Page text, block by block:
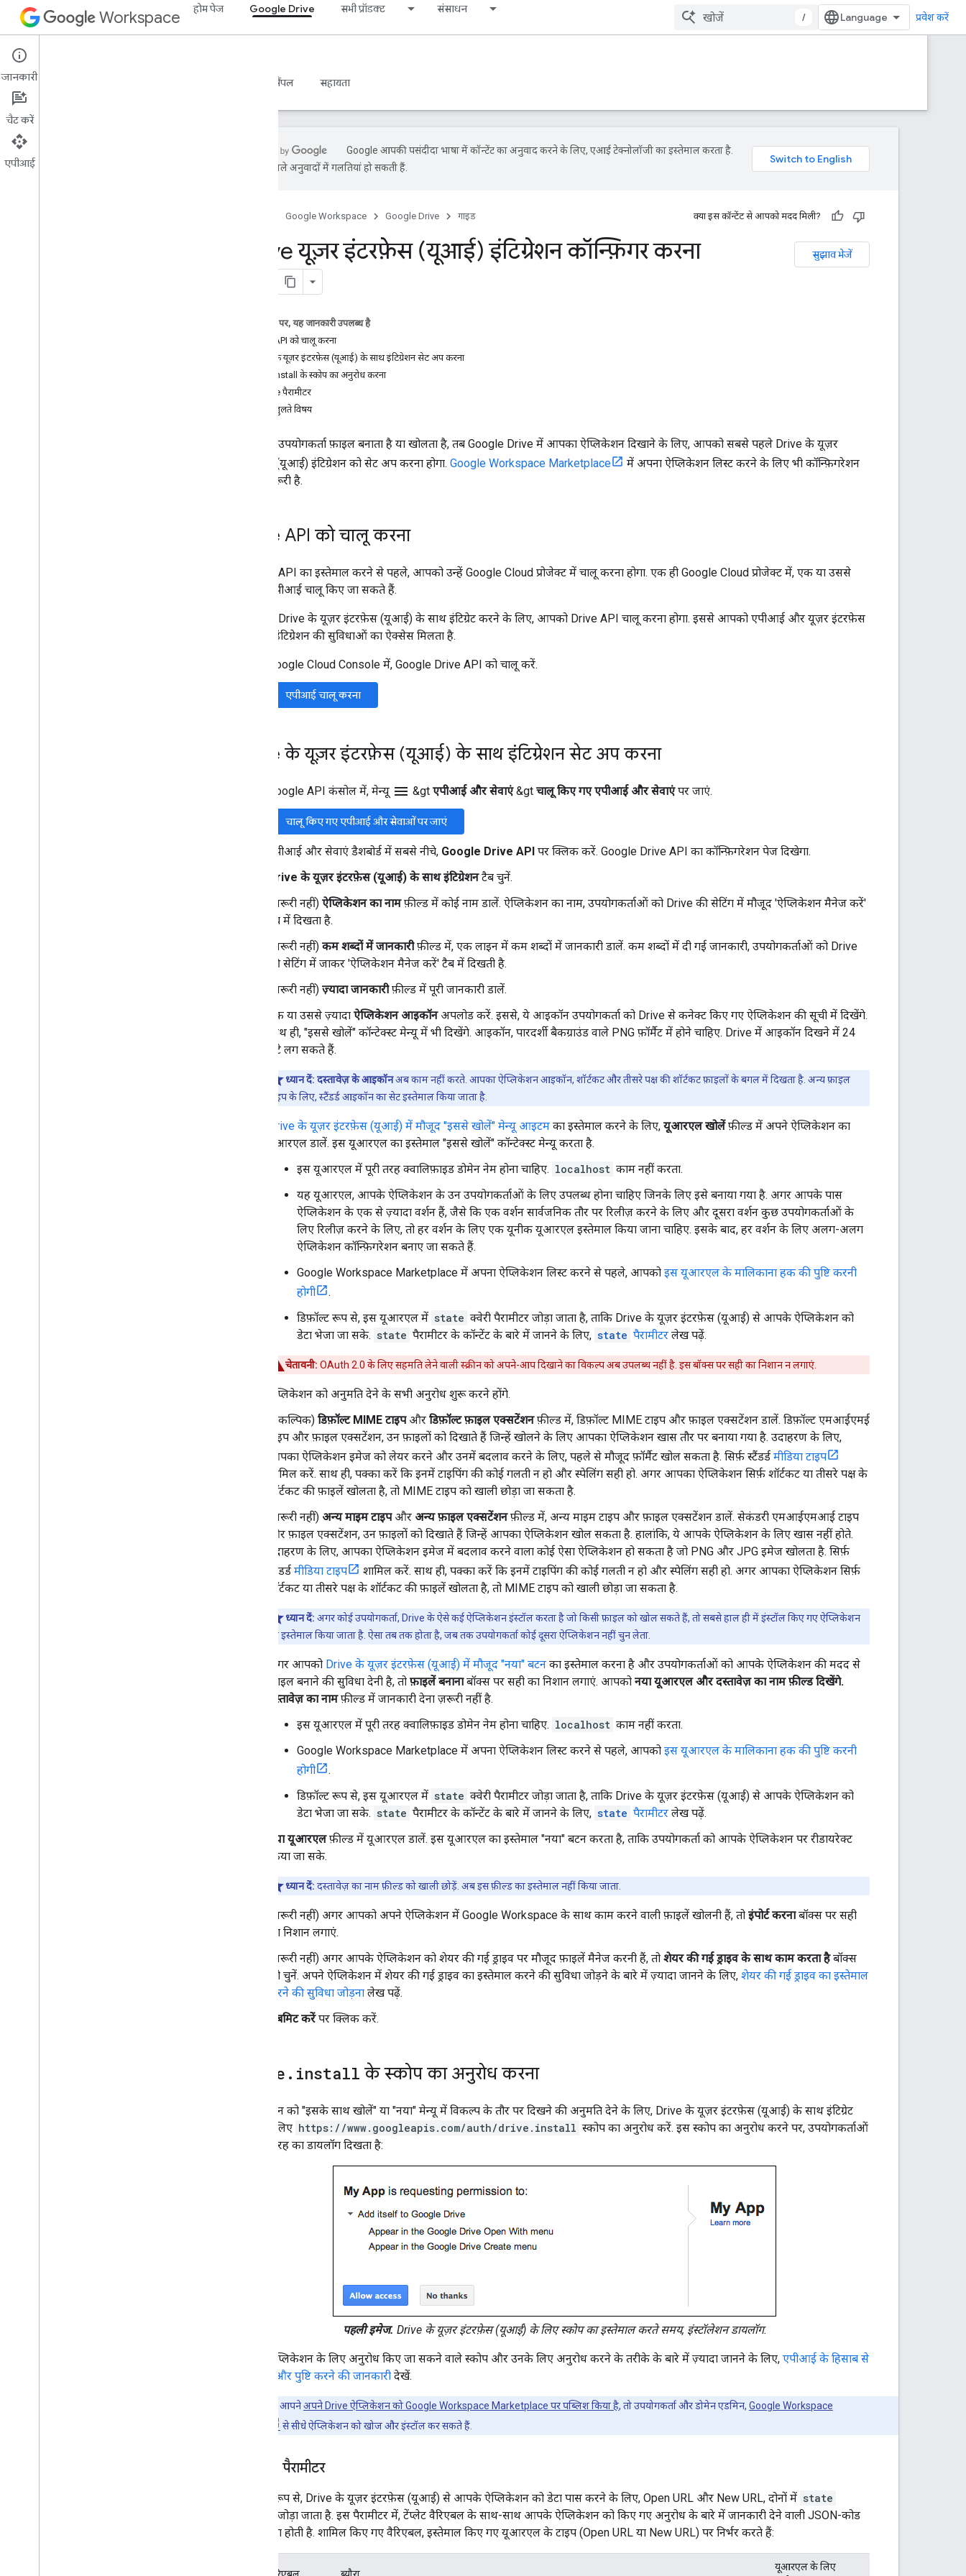
Workspace होम पेज Google Drive सभी प्रॉडक्ट संसाधन
/ प्रवेश करें
Google Drive
खास जानकारी सैंपल सहायता
Google आपकी पसंदीदा भाषा में कॉन्टेंट का अनुवाद करने के लिए, एआई टेक्नोलॉजी का इस्तेमाल करता है.
एआई से मिले अनुवादों में गलतियां हो सकती हैं.
Google Workspace Google Drive गाइड क्या इस कॉन्टेंट से आपको मदद मिली?
सुझाव भेजें
Drive यूज़र इंटरफ़ेस (यूआई) इंटिग्रेशन कॉन्फ़िगर करना
इस पेज पर, यह जानकारी उपलब्ध है
Drive API को चालू करना
Drive के यूज़र इंटरफ़ेस (यूआई) के साथ इंटिग्रेशन सेट अप करना
drive.install के स्कोप का अनुरोध करना
state पैरामीटर
मिलते-जुलते विषय
जब कोई उपयोगकर्ता फ़ाइल बनाता है या खोलता है, तब Google Drive में आपका ऐप्लिकेशन दिखाने के लिए, आपको सबसे पहले Drive के यूज़र
इंटरफ़ेस (यूआई) इंटिग्रेशन को सेट अप करना होगा. Google Workspace Marketplace
में अपना ऐप्लिकेशन लिस्ट करने के लिए भी कॉन्फ़िगरेशन
करना ज़रूरी है.
Drive API को चालू करना
Google API का इस्तेमाल करने से पहले, आपको उन्हें Google Cloud प्रोजेक्ट में चालू करना होगा. एक ही Google Cloud प्रोजेक्ट में, एक या उससे
ज़्यादा एपीआई चालू किए जा सकते हैं.
Google Drive के यूज़र इंटरफ़ेस (यूआई) के साथ इंटिग्रेट करने के लिए, आपको Drive API चालू करना होगा. इससे आपको एपीआई और यूज़र इंटरफ़ेस
(यूआई) इंटिग्रेशन की सुविधाओं का ऐक्सेस मिलता है.
Google Cloud Console में, Google Drive API को चालू करें.
एपीआई चालू करना
Drive के यूज़र इंटरफ़ेस (यूआई) के साथ इंटिग्रेशन सेट अप करना
Google API कंसोल में, मेन्यू menu &gt एपीआई और सेवाएं &gt चालू किए गए एपीआई और सेवाएंपर जाएं.
चालू किए गए एपीआई और सेवाओं पर जाएं
एपीआई और सेवाएं डैशबोर्ड में सबसे नीचे, Google Drive API पर क्लिक करें. Google Drive API का कॉन्फ़िगरेशन पेज दिखेगा.
Drive के यूज़र इंटरफ़ेस (यूआई) के साथ इंटिग्रेशनटैब चुनें.
(ज़रूरी नहीं) ऐप्लिकेशन का नामफ़ील्ड में कोई नाम डालें. ऐप्लिकेशन का नाम, उपयोगकर्ताओं को Drive की सेटिंग में मौजूद 'ऐप्लिकेशन मैनेज करें'
टैब में दिखता है.
(ज़रूरी नहीं) कम शब्दों में जानकारीफ़ील्ड में, एक लाइन में कम शब्दों में जानकारी डालें. कम शब्दों में दी गई जानकारी, उपयोगकर्ताओं को Drive
की सेटिंग में जाकर 'ऐप्लिकेशन मैनेज करें' टैब में दिखती है.
(ज़रूरी नहीं) ज़्यादा जानकारीफ़ील्ड में पूरी जानकारी डालें.
एक या उससे ज़्यादा ऐप्लिकेशन आइकॉनअपलोड करें. इससे, ये आइकॉन उपयोगकर्ता को Drive से कनेक्ट किए गए ऐप्लिकेशन की सूची में दिखेंगे.
साथ ही, "इससे खोलें" कॉन्टेक्स्ट मेन्यू में भी दिखेंगे. आइकॉन, पारदर्शी बैकग्राउंड वाले PNG फ़ॉर्मैट में होने चाहिए. Drive में आइकॉन दिखने में 24
घंटे लग सकते हैं.
ध्यान दें: दस्तावेज़ के आइकॉनअब काम नहीं करते. आपका ऐप्लिकेशन आइकॉन, शॉर्टकट और तीसरे पक्ष की शॉर्टकट फ़ाइलों के बगल में दिखता है. अन्य फ़ाइल
टाइप के लिए, स्टैंडर्ड आइकॉन का सेट इस्तेमाल किया जाता है.
Drive के यूज़र इंटरफ़ेस (यूआई) में मौजूद "इससे खोलें" मेन्यू आइटम का इस्तेमाल करने के लिए, यूआरएल खोलेंफ़ील्ड में अपने ऐप्लिकेशन का
यूआरएल डालें. इस यूआरएल का इस्तेमाल "इससे खोलें" कॉन्टेक्स्ट मेन्यू करता है.
इस यूआरएल में पूरी तरह क्वालिफ़ाइड डोमेन नेम होना चाहिए. localhost काम नहीं करता.
यह यूआरएल, आपके ऐप्लिकेशन के उन उपयोगकर्ताओं के लिए उपलब्ध होना चाहिए जिनके लिए इसे बनाया गया है. अगर आपके पास
ऐप्लिकेशन के एक से ज़्यादा वर्शन हैं, जैसे कि एक वर्शन सार्वजनिक तौर पर रिलीज़ करने के लिए और दूसरा वर्शन कुछ उपयोगकर्ताओं के
लिए रिलीज़ करने के लिए, तो हर वर्शन के लिए एक यूनीक यूआरएल इस्तेमाल किया जाना चाहिए. इसके बाद, हर वर्शन के लिए अलग-अलग
ऐप्लिकेशन कॉन्फ़िगरेशन बनाए जा सकते हैं.
Google Workspace Marketplace में अपना ऐप्लिकेशन लिस्ट करने से पहले, आपको इस यूआरएल के मालिकाना हक की पुष्टि करनी
होगी
.
डिफ़ॉल्ट रूप से, इस यूआरएल में state क्वेरी पैरामीटर जोड़ा जाता है, ताकि Drive के यूज़र इंटरफ़ेस (यूआई) से आपके ऐप्लिकेशन को
डेटा भेजा जा सके. state पैरामीटर के कॉन्टेंट के बारे में जानने के लिए, state पैरामीटर लेख पढ़ें.
चेतावनी: OAuth 2.0 के लिए सहमति लेने वाली स्क्रीन को अपने-आप दिखाने का विकल्प अब उपलब्ध नहीं है. इस बॉक्स पर सही का निशान न लगाएं.
ऐप्लिकेशन को अनुमति देने के सभी अनुरोध शुरू करने होंगे.
(वैकल्पिक) डिफ़ॉल्ट MIME टाइपऔर डिफ़ॉल्ट फ़ाइल एक्सटेंशनफ़ील्ड में, डिफ़ॉल्ट MIME टाइप और फ़ाइल एक्सटेंशन डालें. डिफ़ॉल्ट एमआईएमई
टाइप और फ़ाइल एक्सटेंशन, उन फ़ाइलों को दिखाते हैं जिन्हें खोलने के लिए आपका ऐप्लिकेशन खास तौर पर बनाया गया है. उदाहरण के लिए,
आपका ऐप्लिकेशन इमेज को लेयर करने और उनमें बदलाव करने के लिए, पहले से मौजूद फ़ॉर्मैट खोल सकता है. सिर्फ़ स्टैंडर्ड मीडिया टाइप
शामिल करें. साथ ही, पक्का करें कि इनमें टाइपिंग की कोई गलती न हो और स्पेलिंग सही हो. अगर आपका ऐप्लिकेशन सिर्फ़ शॉर्टकट या तीसरे पक्ष के
शॉर्टकट की फ़ाइलें खोलता है, तो MIME टाइप को खाली छोड़ा जा सकता है.
(ज़रूरी नहीं) अन्य माइम टाइपऔर अन्य फ़ाइल एक्सटेंशनफ़ील्ड में, अन्य माइम टाइप और फ़ाइल एक्सटेंशन डालें. सेकंडरी एमआईएमआई टाइप
और फ़ाइल एक्सटेंशन, उन फ़ाइलों को दिखाते हैं जिन्हें आपका ऐप्लिकेशन खोल सकता है. हालांकि, ये आपके ऐप्लिकेशन के लिए खास नहीं होते.
उदाहरण के लिए, आपका ऐप्लिकेशन इमेज में बदलाव करने वाला कोई ऐसा ऐप्लिकेशन हो सकता है जो PNG और JPG इमेज खोलता है. सिर्फ़
स्टैंडर्ड मीडिया टाइप
शामिल करें. साथ ही, पक्का करें कि इनमें टाइपिंग की कोई गलती न हो और स्पेलिंग सही हो. अगर आपका ऐप्लिकेशन सिर्फ़
शॉर्टकट या तीसरे पक्ष के शॉर्टकट की फ़ाइलें खोलता है, तो MIME टाइप को खाली छोड़ा जा सकता है.
ध्यान दें: अगर कोई उपयोगकर्ता, Drive के ऐसे कई ऐप्लिकेशन इंस्टॉल करता है जो किसी फ़ाइल को खोल सकते हैं, तो सबसे हाल ही में इंस्टॉल किए गए ऐप्लिकेशन
का इस्तेमाल किया जाता है. ऐसा तब तक होता है, जब तक उपयोगकर्ता कोई दूसरा ऐप्लिकेशन नहीं चुन लेता.
अगर आपको Drive के यूज़र इंटरफ़ेस (यूआई) में मौजूद "नया" बटन का इस्तेमाल करना है और उपयोगकर्ताओं को आपके ऐप्लिकेशन की मदद से
फ़ाइल बनाने की सुविधा देनी है, तो फ़ाइलें बनानाबॉक्स पर सही का निशान लगाएं. आपको नया यूआरएल औरदस्तावेज़ का नामफ़ील्ड दिखेंगे.
दस्तावेज़ का नामफ़ील्ड में जानकारी देना ज़रूरी नहीं है.
इस यूआरएल में पूरी तरह क्वालिफ़ाइड डोमेन नेम होना चाहिए. localhost काम नहीं करता.
Google Workspace Marketplace में अपना ऐप्लिकेशन लिस्ट करने से पहले, आपको इस यूआरएल के मालिकाना हक की पुष्टि करनी
होगी
.
डिफ़ॉल्ट रूप से, इस यूआरएल में state क्वेरी पैरामीटर जोड़ा जाता है, ताकि Drive के यूज़र इंटरफ़ेस (यूआई) से आपके ऐप्लिकेशन को
डेटा भेजा जा सके. state पैरामीटर के कॉन्टेंट के बारे में जानने के लिए, state पैरामीटर लेख पढ़ें.
नया यूआरएलफ़ील्ड में यूआरएल डालें. इस यूआरएल का इस्तेमाल "नया" बटन करता है, ताकि उपयोगकर्ता को आपके ऐप्लिकेशन पर रीडायरेक्ट
किया जा सके.
ध्यान दें: दस्तावेज़ का नाम फ़ील्ड को खाली छोड़ें. अब इस फ़ील्ड का इस्तेमाल नहीं किया जाता.
(ज़रूरी नहीं) अगर आपको अपने ऐप्लिकेशन में Google Workspace के साथ काम करने वाली फ़ाइलें खोलनी हैं, तो इंपोर्ट करनाबॉक्स पर सही
का निशान लगाएं.
(ज़रूरी नहीं) अगर आपके ऐप्लिकेशन को शेयर की गई ड्राइव पर मौजूद फ़ाइलें मैनेज करनी हैं, तो शेयर की गई ड्राइव के साथ काम करता हैबॉक्स
को चुनें. अपने ऐप्लिकेशन में शेयर की गई ड्राइव का इस्तेमाल करने की सुविधा जोड़ने के बारे में ज़्यादा जानने के लिए, शेयर की गई ड्राइव का इस्तेमाल
करने की सुविधा जोड़ना लेख पढ़ें.
सबमिट करेंपर क्लिक करें.
drive . install के स्कोप का अनुरोध करना
ऐप्लिकेशन को "इसके साथ खोलें" या "नया" मेन्यू में विकल्प के तौर पर दिखने की अनुमति देने के लिए, Drive के यूज़र इंटरफ़ेस (यूआई) के साथ इंटिग्रेट
करने के लिए https://www.googleapis.com/auth/drive.install स्कोप का अनुरोध करें. इस स्कोप का अनुरोध करने पर, उपयोगकर्ताओं
को इस तरह का डायलॉग दिखता है:
पहली इमेज. Drive के यूज़र इंटरफ़ेस (यूआई) के लिए स्कोप का इस्तेमाल करते समय, इंस्टॉलेशन डायलॉग.
Drive ऐप्लिकेशन के लिए अनुरोध किए जा सकने वाले स्कोप और उनके लिए अनुरोध करने के तरीके के बारे में ज़्यादा जानने के लिए, एपीआई के हिसाब से
अनुमति और पुष्टि करने की जानकारी देखें.
अगर आपनेअपने Drive ऐप्लिकेशन को Google Workspace Marketplace पर पब्लिश किया है, तो उपयोगकर्ता और डोमेन एडमिन, Google Workspace
से सीधे ऐप्लिकेशन को खोज और इंस्टॉल कर सकते हैं.
पैरामीटर
डिफ़ॉल्ट रूप से, Drive के यूज़र इंटरफ़ेस (यूआई) से आपके ऐप्लिकेशन को डेटा पास करने के लिए, Open URL और New URL, दोनों में state
पैरामीटर जोड़ा जाता है. इस पैरामीटर में, टेंप्लेट वैरिएबल के साथ-साथ आपके ऐप्लिकेशन को किए गए अनुरोध के बारे में जानकारी देने वाली JSON-कोड
वाली स्ट्रिंग होती है. शामिल किए गए वैरिएबल, इस्तेमाल किए गए यूआरएल के टाइप (Open URL या New URL) पर निर्भर करते हैं:
यूआरएल के लिए
जानकारी
चैट करें
एपीआई